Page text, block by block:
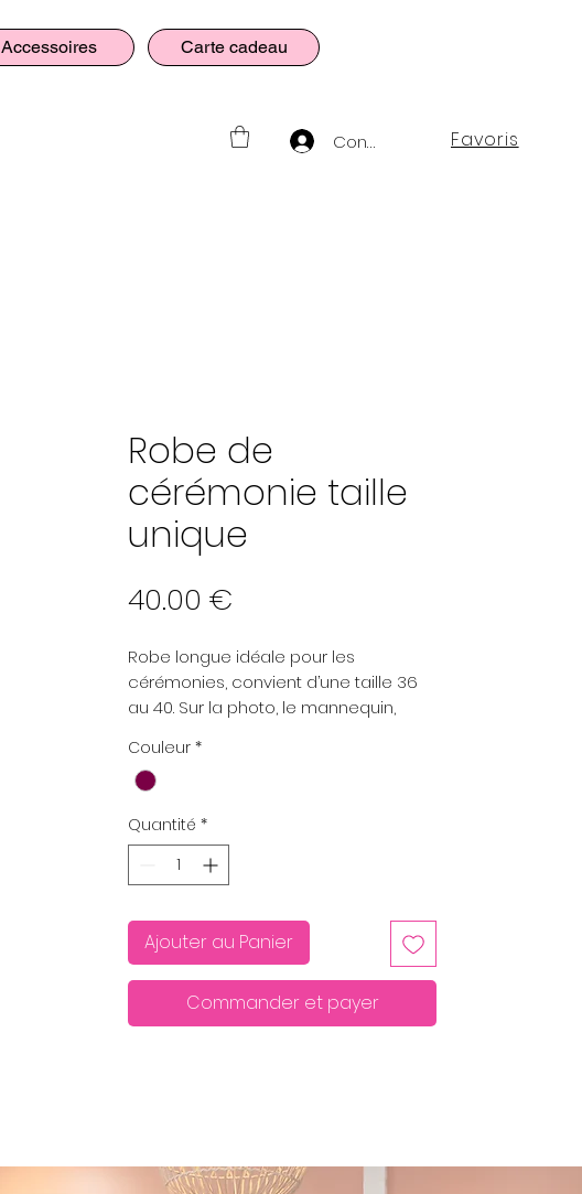
Accessoires Carte cadeau
Connexion Favoris
Robe de
cérémonie taille
unique
40.00 €
Robe longue idéale pour les
cérémonies, convient d’une taille 36
au 40. Sur la photo, le mannequin,
Couleur *
Quantité *
Ajouter au Panier
Commander et payer